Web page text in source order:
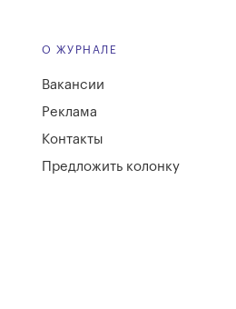
О ЖУРНАЛЕ
Вакансии
Реклама
Контакты
Предложить колонку